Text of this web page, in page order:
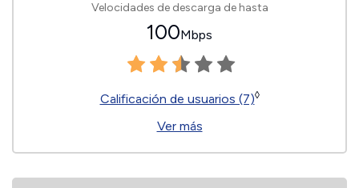
Velocidades de descarga de hasta
100Mbps
Calificación de usuarios (7)◊
Ver más